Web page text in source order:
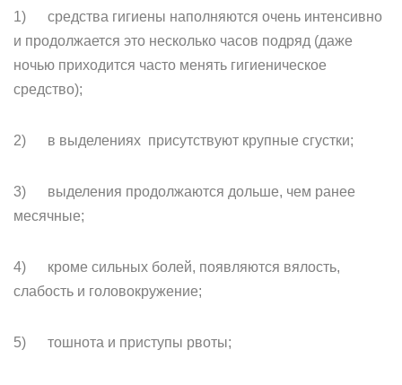
1) средства гигиены наполняются очень интенсивно
и продолжается это несколько часов подряд (даже
ночью приходится часто менять гигиеническое
средство);
2) в выделениях присутствуют крупные сгустки;
3) выделения продолжаются дольше, чем ранее
месячные;
4) кроме сильных болей, появляются вялость,
слабость и головокружение;
5) тошнота и приступы рвоты;